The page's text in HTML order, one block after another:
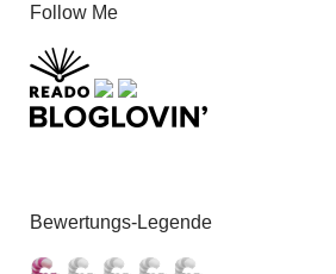
Follow Me
Bewertungs-Legende